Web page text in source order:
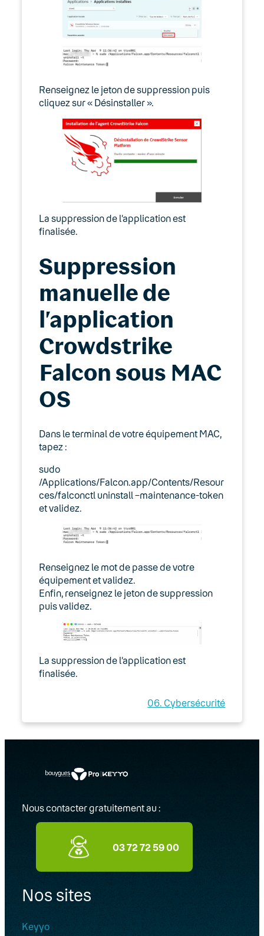
Renseignez le jeton de suppression puis
cliquez sur « Désinstaller ».
La suppression de l’application est
finalisée.
Suppression
manuelle de
l’application
Crowdstrike
Falcon sous MAC
OS
Dans le terminal de votre équipement MAC,
tapez :
sudo
/Applications/Falcon.app/Contents/Resour
ces/falconctl uninstall –maintenance-token
et validez.
Renseignez le mot de passe de votre
équipement et validez.
Enfin, renseignez le jeton de suppression
puis validez.
La suppression de l’application est
finalisée.
06. Cybersécurité
Nous contacter gratuitement au :
03 72 72 59 00
Nos sites
Keyyo